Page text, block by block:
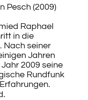
Pesch (2009)
Raphael
in die
Nach seiner
Jahren
2009 seine
Rundfunk